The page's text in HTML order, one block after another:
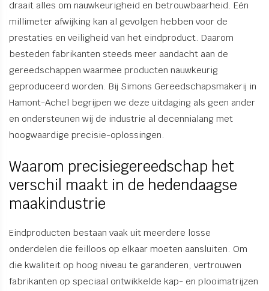
draait alles om nauwkeurigheid en betrouwbaarheid. Eén
millimeter afwijking kan al gevolgen hebben voor de
prestaties en veiligheid van het eindproduct. Daarom
besteden fabrikanten steeds meer aandacht aan de
gereedschappen waarmee producten nauwkeurig
geproduceerd worden. Bij Simons Gereedschapsmakerij in
Hamont-Achel begrijpen we deze uitdaging als geen ander
en ondersteunen wij de industrie al decennialang met
hoogwaardige precisie-oplossingen.
Waarom precisiegereedschap het
verschil maakt in de hedendaagse
maakindustrie
Eindproducten bestaan vaak uit meerdere losse
onderdelen die feilloos op elkaar moeten aansluiten. Om
die kwaliteit op hoog niveau te garanderen, vertrouwen
fabrikanten op speciaal ontwikkelde kap- en plooimatrijzen